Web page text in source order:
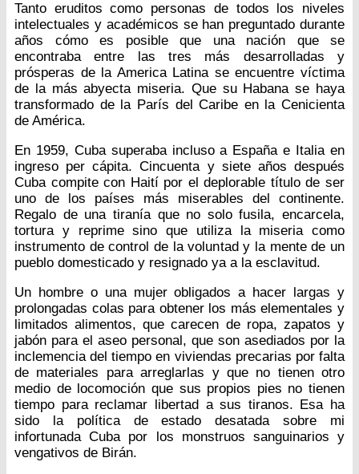
Tanto eruditos como personas de todos los niveles
intelectuales y académicos se han preguntado durante
años cómo es posible que una nación que se
encontraba entre las tres más desarrolladas y
prósperas de la America Latina se encuentre víctima
de la más abyecta miseria. Que su Habana se haya
transformado de la París del Caribe en la Cenicienta
de América.
En 1959, Cuba superaba incluso a España e Italia en
ingreso per cápita. Cincuenta y siete años después
Cuba compite con Haití por el deplorable título de ser
uno de los países más miserables del continente.
Regalo de una tiranía que no solo fusila, encarcela,
tortura y reprime sino que utiliza la miseria como
instrumento de control de la voluntad y la mente de un
pueblo domesticado y resignado ya a la esclavitud.
Un hombre o una mujer obligados a hacer largas y
prolongadas colas para obtener los más elementales y
limitados alimentos, que carecen de ropa, zapatos y
jabón para el aseo personal, que son asediados por la
inclemencia del tiempo en viviendas precarias por falta
de materiales para arreglarlas y que no tienen otro
medio de locomoción que sus propios pies no tienen
tiempo para reclamar libertad a sus tiranos. Esa ha
sido la política de estado desatada sobre mi
infortunada Cuba por los monstruos sanguinarios y
vengativos de Birán.